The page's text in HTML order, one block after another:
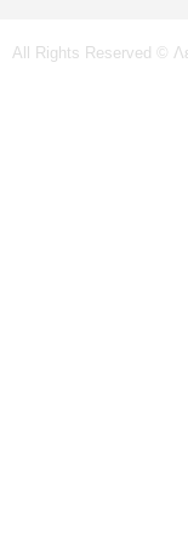
All Rights Reserved ©